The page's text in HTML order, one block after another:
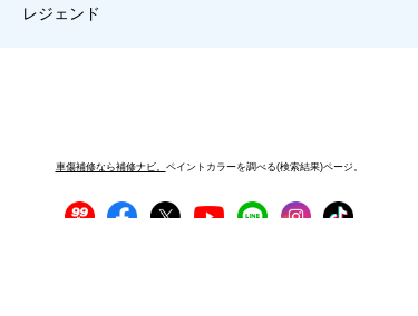
レジェンド
車傷補修なら補修ナビ。 ペイントカラーを調べる(検索結果)ページ。